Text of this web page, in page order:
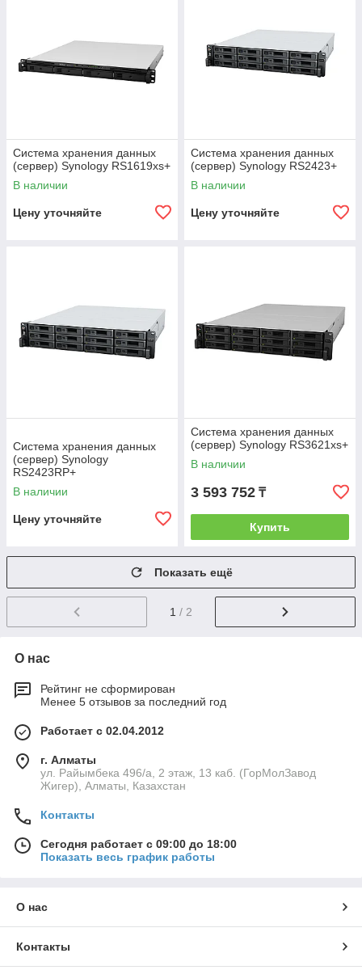
Система хранения данных
(сервер) Synology RS1619xs+
В наличии
Цену уточняйте
Система хранения данных
(сервер) Synology RS2423+
В наличии
Цену уточняйте
Система хранения данных
(сервер) Synology
RS2423RP+
В наличии
Цену уточняйте
Система хранения данных
(сервер) Synology RS3621xs+
В наличии
3 593 752 ₸
Купить
Показать ещё
1 / 2
О нас
Рейтинг не сформирован
Менее 5 отзывов за последний год
Работает с 02.04.2012
г. Алматы
ул. Райымбека 496/а, 2 этаж, 13 каб. (ГорМолЗавод
Жигер), Алматы, Казахстан
Контакты
Сегодня работает с 09:00 до 18:00
Показать весь график работы
О нас
Контакты